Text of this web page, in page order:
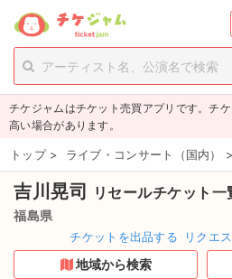
person_add 新規会員登録
チケットを探す
新着チケット
値下げしたチケット
都道府県からチケットを探す
もうすぐ開催のチケット
チケジャムはチケット売買アプリです。チ
高い場合があります。
トップ > ライブ・コンサート（国内） >
吉川晃司 リセールチケット一
福島県
チケットを出品する リクエ
地域から検索